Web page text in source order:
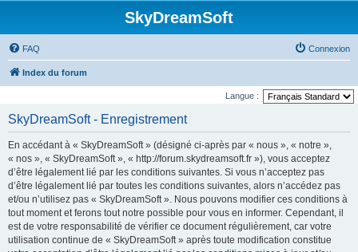
SkyDreamSoft
FAQ Connexion
Index du forum
Langue :
SkyDreamSoft - Enregistrement
En accédant à « SkyDreamSoft » (désigné ci-après par « nous », « notre »,
« nos », « SkyDreamSoft », « http://forum.skydreamsoft.fr »), vous acceptez
d’être légalement lié par les conditions suivantes. Si vous n’acceptez pas
d’être légalement lié par toutes les conditions suivantes, alors n’accédez pas
et/ou n’utilisez pas « SkyDreamSoft ». Nous pouvons modifier ces conditions à
tout moment et ferons tout notre possible pour vous en informer. Cependant, il
est de votre responsabilité de vérifier ce document régulièrement, car votre
utilisation continue de « SkyDreamSoft » après toute modification constitue